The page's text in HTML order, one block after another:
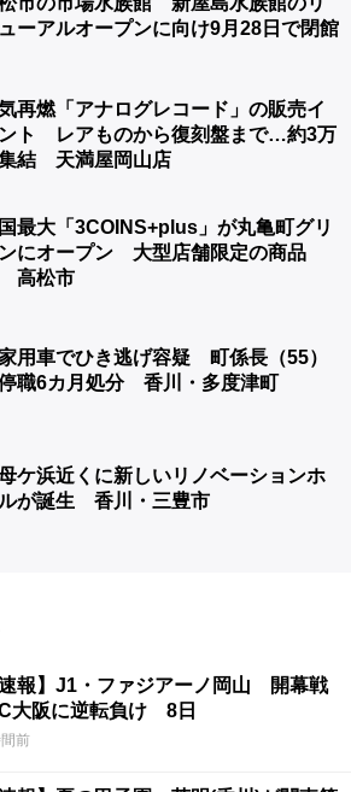
ーアルオープンに向け9月28日で閉館
再燃「アナログレコード」の販売イ
ト レアものから復刻盤まで…約3万
結 天満屋岡山店
最大「3COINS+plus」が丸亀町グリ
にオープン 大型店舗限定の商品
高松市
用車でひき逃げ容疑 町係長（55）
職6カ月処分 香川・多度津町
ケ浜近くに新しいリノベーションホ
が誕生 香川・三豊市
速報】J1・ファジアーノ岡山 開幕戦
大阪に逆転負け 8日
前